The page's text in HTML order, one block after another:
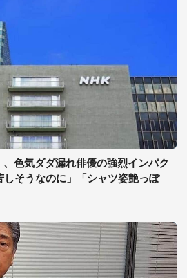
色気ダダ漏れ俳優の強烈インパク
しそうなのに」「シャツ姿艶っぽ